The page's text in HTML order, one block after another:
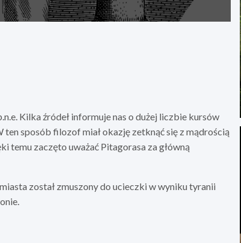
Kilka źródeł informuje nas o dużej liczbie kursów
sposób filozof miał okazję zetknąć się z mądrością
temu zaczęto uważać Pitagorasa za główną
został zmuszony do ucieczki w wyniku tyranii